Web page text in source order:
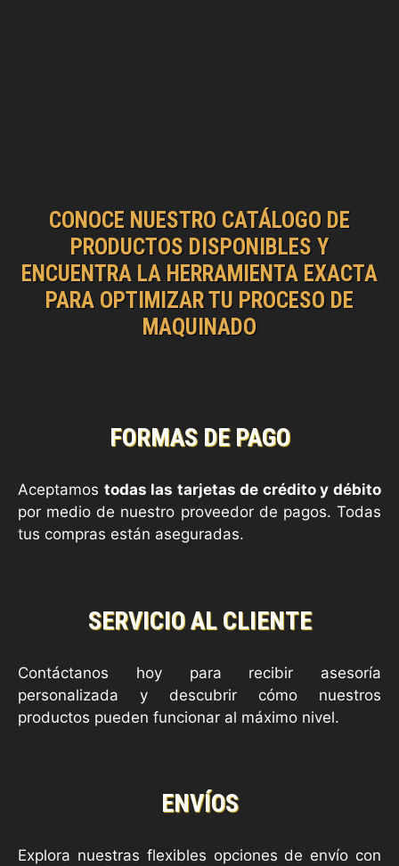
CONOCE NUESTRO CATÁLOGO DE
PRODUCTOS DISPONIBLES Y
ENCUENTRA LA HERRAMIENTA EXACTA
PARA OPTIMIZAR TU PROCESO DE
MAQUINADO
FORMAS DE PAGO
Aceptamos todas las tarjetas de crédito y débito
por medio de nuestro proveedor de pagos. Todas
tus compras están aseguradas.
SERVICIO AL CLIENTE
Contáctanos hoy para recibir asesoría
personalizada y descubrir cómo nuestros
productos pueden funcionar al máximo nivel.
ENVÍOS
Explora nuestras flexibles opciones de envío con